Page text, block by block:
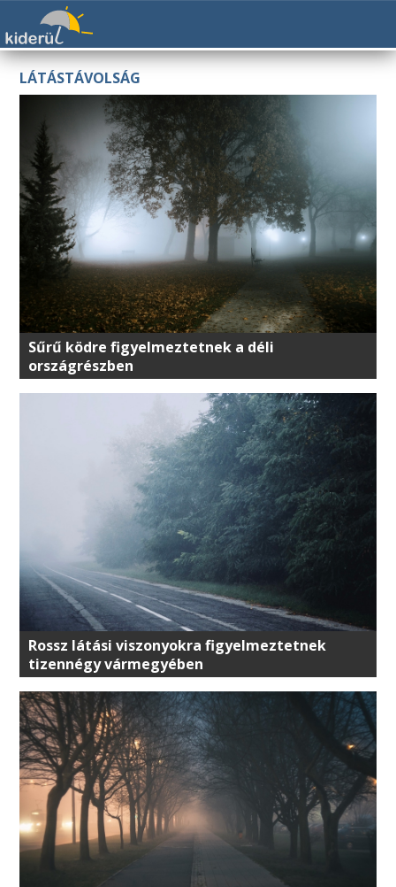
LÁTÁSTÁVOLSÁG
Sűrű ködre figyelmeztetnek a déli
országrészben
Rossz látási viszonyokra figyelmeztetnek
tizennégy vármegyében